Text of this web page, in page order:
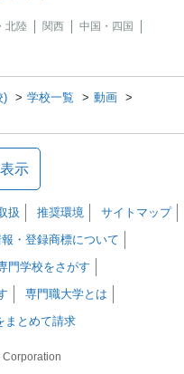
北陸 関西
中国・四国
) 学校一覧
動画
示
扱 推奨環境
サイトマップ
・登録商標について
門学校をさがす
専門職大学とは
まとめて請求